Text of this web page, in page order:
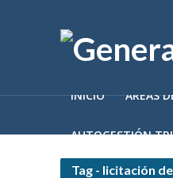
INICIO ÁREAS
AUTOGESTIÓN
Tag - licitación